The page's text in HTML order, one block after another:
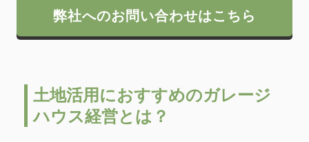
弊社へのお問い合わせはこちら
土地活用におすすめのガレージ
ハウス経営とは？